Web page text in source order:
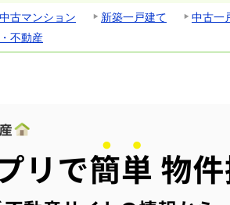
中古マンション 新築一戸建て 中古一
不動産